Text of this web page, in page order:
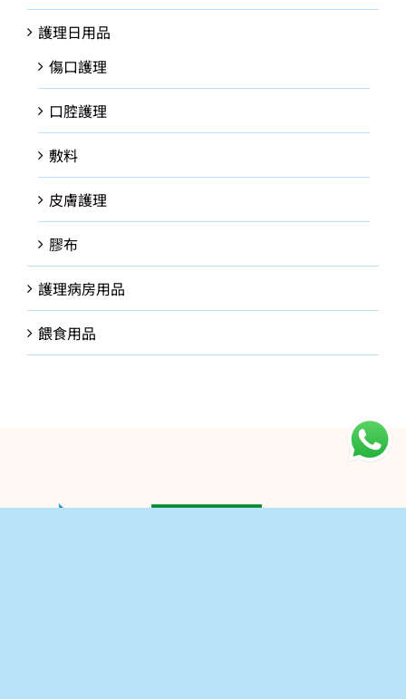
護理日用品
傷口護理
口腔護理
敷料
皮膚護理
膠布
護理病房用品
餵食用品